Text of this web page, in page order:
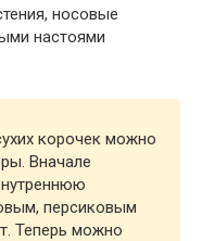
носовые
настоями
корочек можно
Вначале
персиковым
Теперь можно